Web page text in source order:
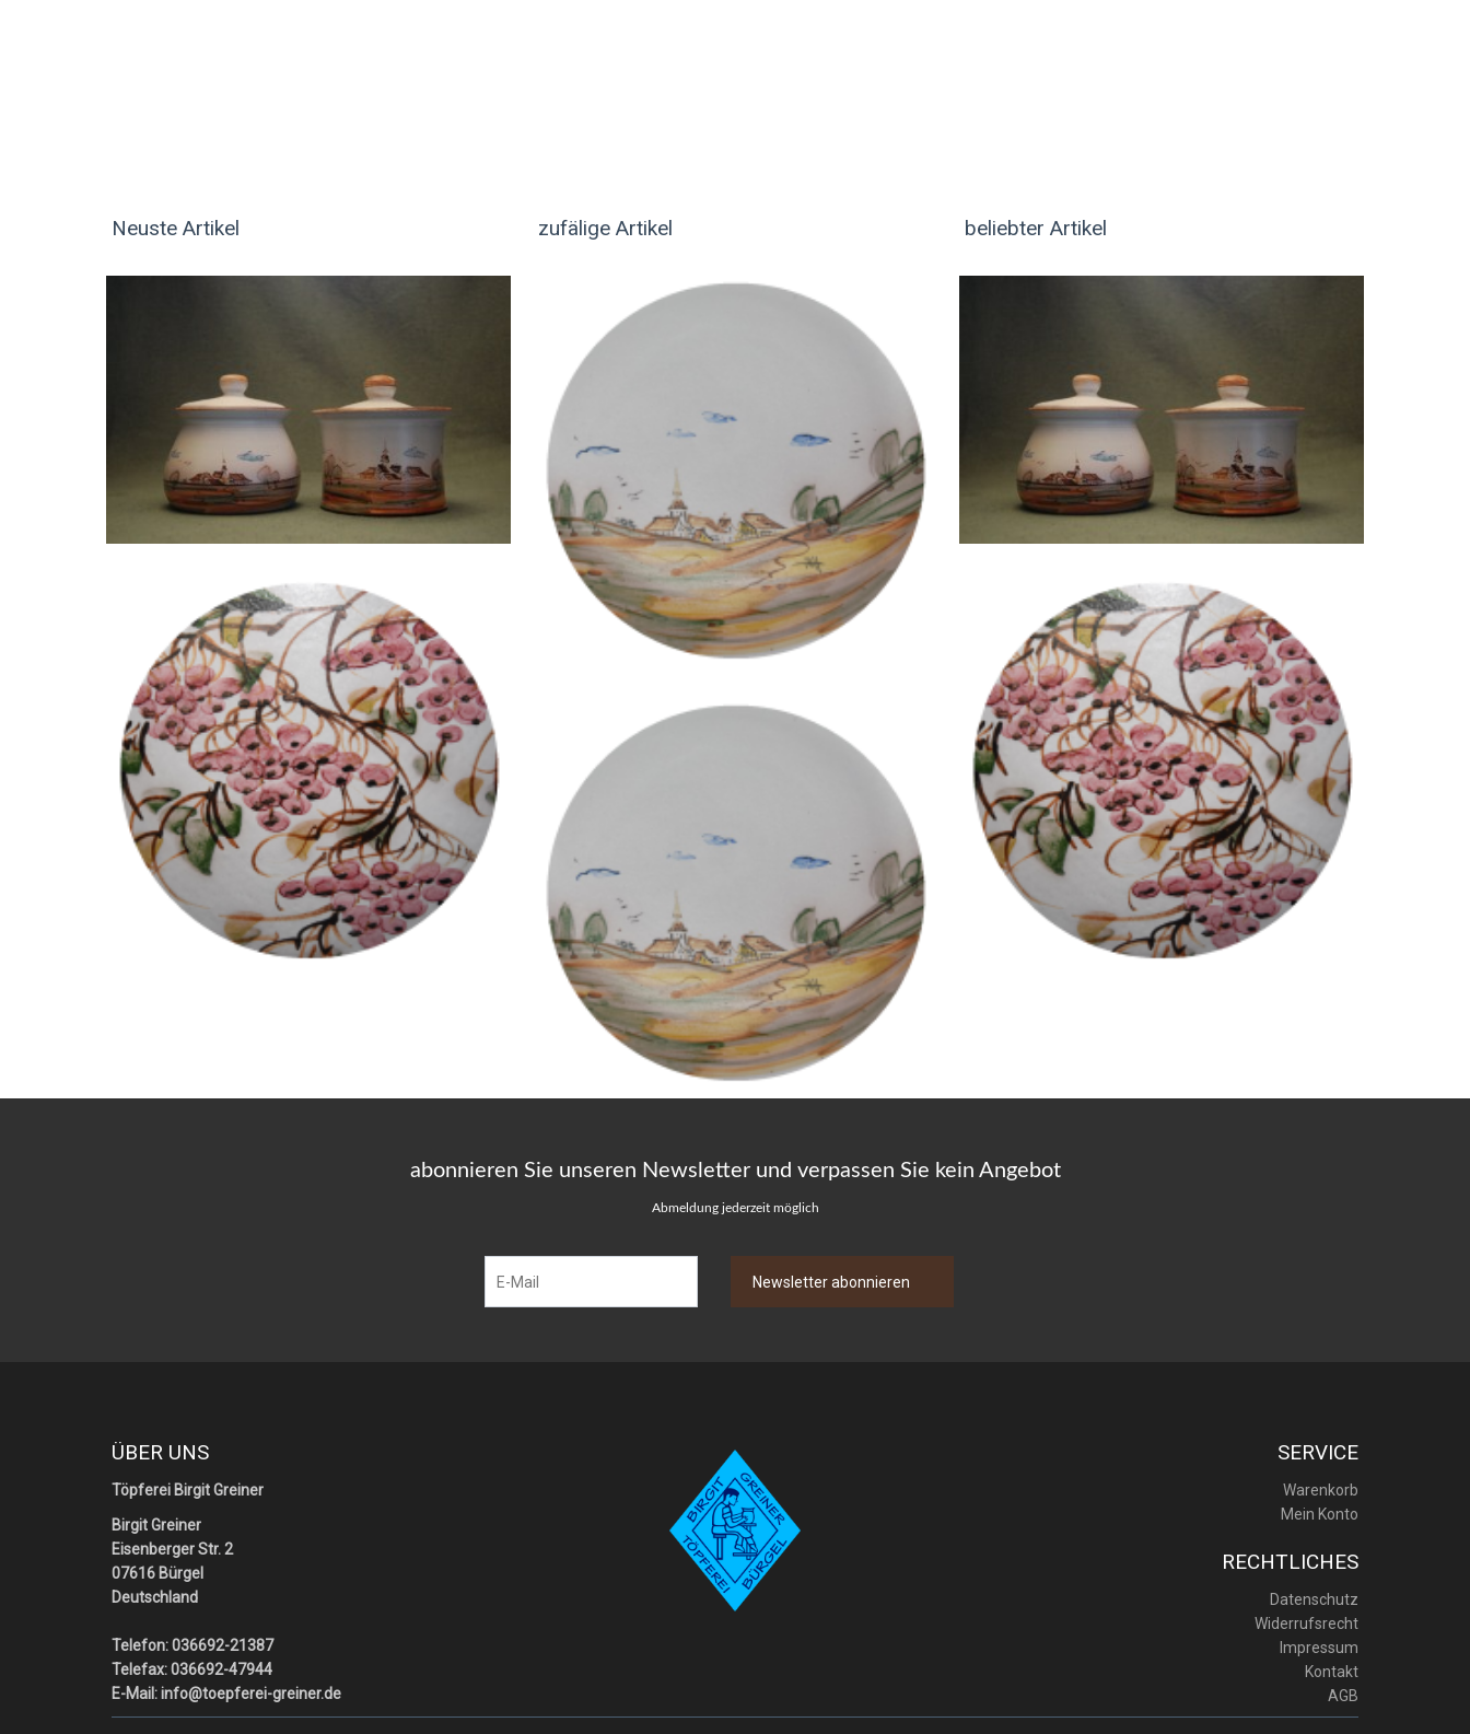
Neuste Artikel zufälige Artikel beliebter Artikel
abonnieren Sie unseren Newsletter und verpassen Sie kein Angebot
Abmeldung jederzeit möglich
ÜBER UNS
Töpferei Birgit Greiner
Birgit Greiner
Eisenberger Str. 2
07616 Bürgel
Deutschland
Telefon: 036692-21387
Telefax: 036692-47944
E-Mail:info@toepferei-greiner.de
SERVICE
Warenkorb
Mein Konto
RECHTLICHES
Datenschutz
Widerrufsrecht
Impressum
Kontakt
AGB